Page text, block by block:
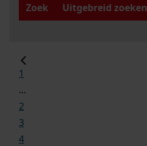
Zoek
Uitgebreid zoeken
1
...
2
3
4